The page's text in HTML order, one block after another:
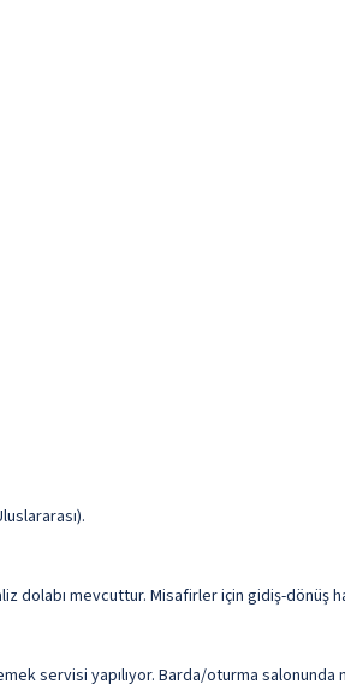
dolabı mevcuttur. Misafirler için gidiş-
servisi yapılıyor. Barda/oturma